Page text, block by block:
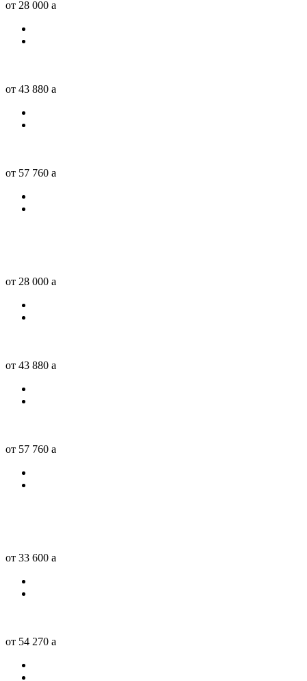
от 28 000 a
от 43 880 a
от 57 760 a
от 28 000 a
от 43 880 a
от 57 760 a
от 33 600 a
от 54 270 a